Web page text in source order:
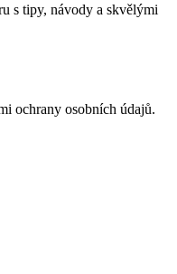
s tipy, návody a skvělými
ochrany osobních údajů.